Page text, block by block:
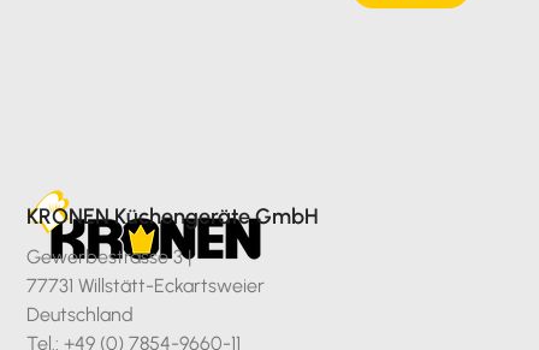
KRONEN Küchengeräte GmbH
Gewerbestrasse 3 |
77731 Willstätt-Eckartsweier
Deutschland
Tel.: +49 (0) 7854-9660-11